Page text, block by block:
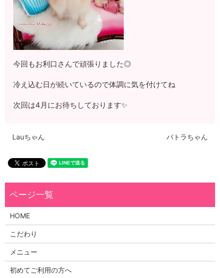
今回もお利口さんで頑張りました◎
冷え込む日が続いているので体調に気を付けてね
次回は4月にお待ちしております✨
Lauちゃん パトラちゃん
HOME
こだわり
メニュー
初めてご利用の方へ